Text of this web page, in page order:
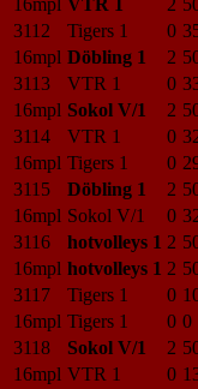
16mpl VTR 1 2
3112
Tigers 1 0
16mpl Döbling 1 2
3113
VTR 1 0
16mpl Sokol V/1 2
3114
VTR 1 0
16mpl Tigers 1 0
3115
Döbling 1 2
16mpl Sokol V/1 0
3116
hotvolleys 1 2
16mpl hotvolleys 1 2
3117
Tigers 1 0
16mpl Tigers 1 0 0
3118
Sokol V/1 2
16mpl VTR 1 0